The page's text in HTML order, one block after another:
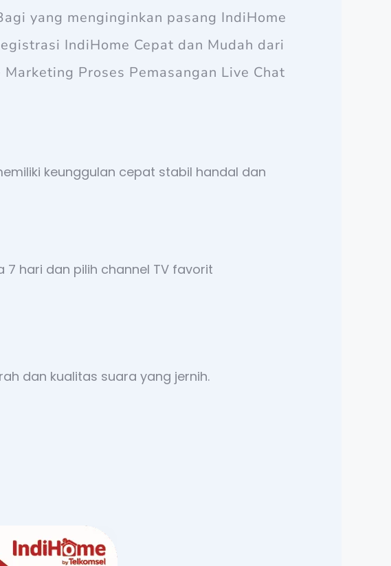
yang menginginkan pasang IndiHome
IndiHome Cepat dan Mudah dari
Proses Pemasangan Live Chat
keunggulan cepat stabil handal dan
7 hari dan pilih channel TV favorit
dan kualitas suara yang jernih.